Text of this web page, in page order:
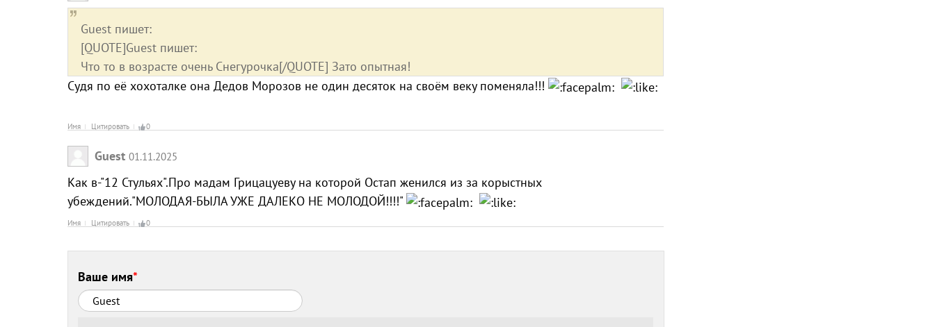
Guest пишет:
[QUOTE]Guest пишет:
Что то в возрасте очень Снегурочка[/QUOTE] Зато опытная!
Судя по её хохоталке она Дедов Морозов не один десяток на своём веку поменяла!!!
Имя Цитировать 0
Guest 01.11.2025
Как в-"12 Стульях".Про мадам Грицацуеву на которой Остап женился из за корыстных
убеждений."МОЛОДАЯ-БЫЛА УЖЕ ДАЛЕКО НЕ МОЛОДОЙ!!!!"
Имя Цитировать 0
Ваше имя*